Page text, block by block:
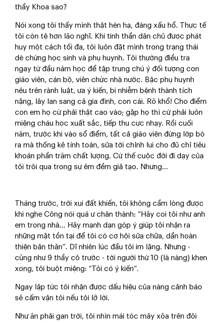
thầy Khoa sao?
Nói xong tôi thấy mình thật hèn hạ, đáng xấu hổ. Thực tế
tôi còn tệ hơn lão nghĩ. Khi tinh thần dân chủ được phát
huy một cách tối đa, tôi luôn đặt mình trong trạng thái
dè chừng học sinh và phụ huynh. Tôi thường điều tra
ngay từ đầu năm học để tập trung chú ý đối tượng con
giáo viên, cán bộ, viên chức nhà nước. Bậc phụ huynh
nêu trên rành luật, ưa ý kiến, bị nhiễm bệnh thành tích
nặng, lây lan sang cả gia đình, con cái. Rõ khổ! Cho điểm
con em họ cứ phải thật cao vào; gặp họ thì cứ phải luôn
miệng cháu học xuất sắc, tiếp thu cực nhạy. Rồi cuối
năm, trước khi vào sổ điểm, tất cả giáo viên đứng lớp bò
ra mà thống kê tính toán, sửa tới chỉnh lui cho đủ chỉ tiêu
khoán phần trăm chất lượng. Cứ thế cuộc đời đi dạy của
tôi trôi qua trong sự êm đềm giả tạo. Nhưng…
Tháng trước, trời xui đất khiến, tôi không cầm lòng được
khi nghe Công nói quá ư chân thành: “Hãy coi tôi như anh
em trong nhà… Hãy mạnh dạn góp ý giúp tôi nhận ra
những mặt tồn tại để tôi có cơ hội sửa chữa, dần hoàn
thiện bản thân”. Dĩ nhiên lúc đầu tôi im lặng. Nhưng -
cũng như 9 thầy cô trước - tới người thứ 10 (là nàng) khen
xong, tôi buột miệng: “Tôi có ý kiến”.
Ngay lập tức tôi nhận được dấu hiệu của nàng cảnh báo
sẽ cấm vận tôi nếu tôi lỡ lời.
Như ăn phải gan trời, tôi nhìn mái tóc mây xõa trên đôi